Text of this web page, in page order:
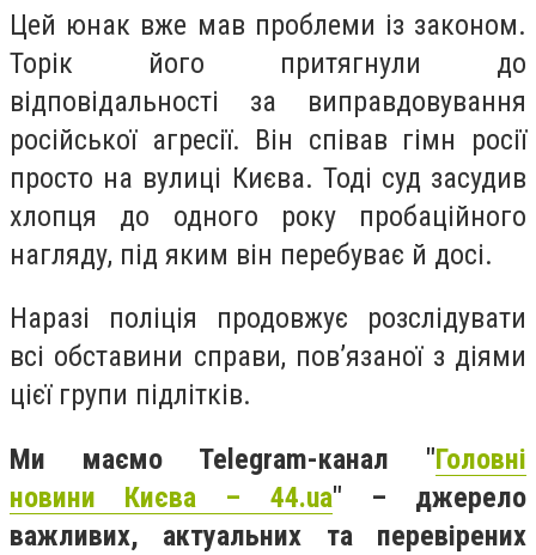
Цей юнак вже мав проблеми із законом.
Торік його притягнули до
відповідальності за виправдовування
російської агресії. Він співав гімн росії
просто на вулиці Києва. Тоді суд засудив
хлопця до одного року пробаційного
нагляду, під яким він перебуває й досі.
Наразі поліція продовжує розслідувати
всі обставини справи, пов’язаної з діями
цієї групи підлітків.
Ми маємо Telegram-канал "Головні
новини Києва – 44.ua" – джерело
важливих, актуальних та перевірених